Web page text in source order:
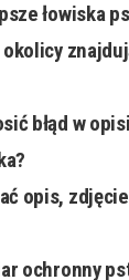
łowiska
błąd w
opis,
ochronny